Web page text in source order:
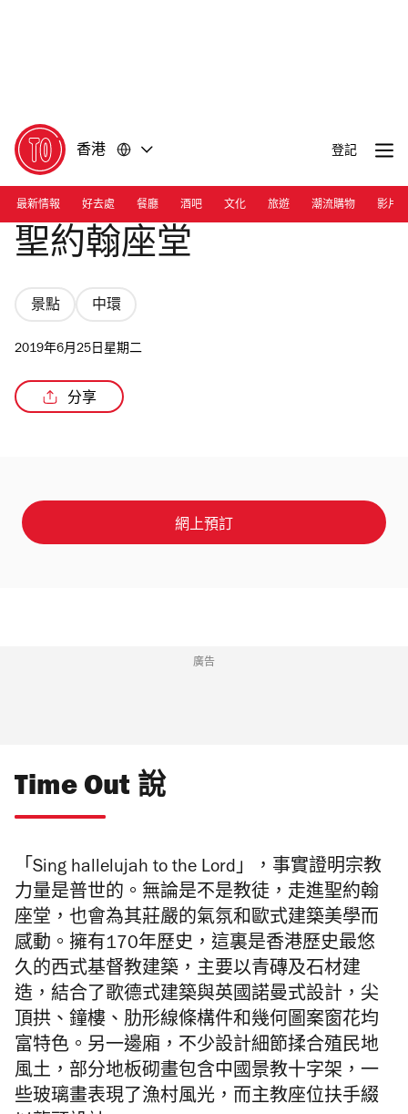
香港 登記
最新情報 好去處 餐廳 酒吧 文化 旅遊 潮流購物 影片
聖約翰座堂
景點 中環
2019年6月25日星期二
分享
網上預訂
廣告
Time Out 說
「Sing hallelujah to the Lord」，事實證明宗教
力量是普世的。無論是不是教徒，走進聖約翰
座堂，也會為其莊嚴的氣氛和歐式建築美學而
感動。擁有170年歷史，這裏是香港歷史最悠
久的西式基督教建築，主要以青磚及石材建
造，結合了歌德式建築與英國諾曼式設計，尖
頂拱、鐘樓、肋形線條構件和幾何圖案窗花均
富特色。另一邊廂，不少設計細節揉合殖民地
風土，部分地板砌畫包含中國景教十字架，一
些玻璃畫表現了漁村風光，而主教座位扶手綴